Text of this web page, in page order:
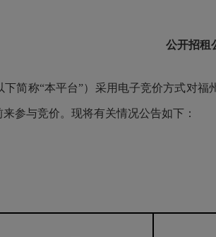
公开招租
简称“本平台”）采用电子竞价方式对
参与竞价。现将有关情况公告如下：